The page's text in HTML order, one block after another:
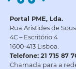
Portal PME, Lda.
Rua Aristides de
4C – Escritório 4
1600-413 Lisboa.
Telefone: 21 715 87
Chamada para a